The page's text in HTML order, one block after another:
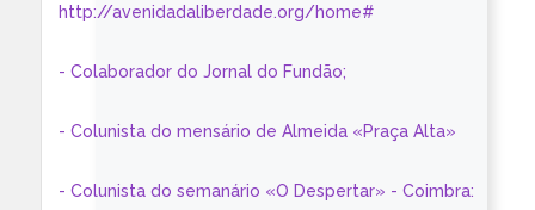
http://avenidadaliberdade.org/home#
- Colaborador do Jornal do Fundão;
- Colunista do mensário de Almeida «Praça Alta»
- Colunista do semanário «O Despertar» - Coimbra: